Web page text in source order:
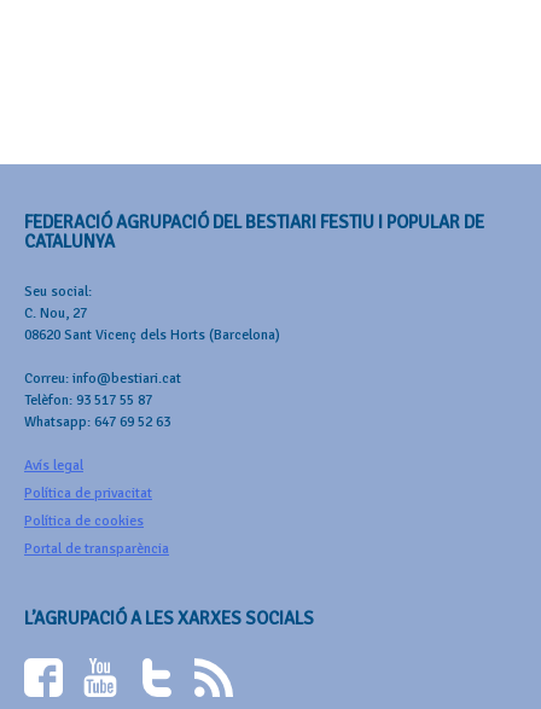
FEDERACIÓ AGRUPACIÓ DEL BESTIARI FESTIU I POPULAR DE
CATALUNYA
Seu social:
C. Nou, 27
08620 Sant Vicenç dels Horts (Barcelona)
Correu: info@bestiari.cat
Telèfon: 93 517 55 87
Whatsapp: 647 69 52 63
Avís legal
Política de privacitat
Política de cookies
Portal de transparència
L’AGRUPACIÓ A LES XARXES SOCIALS